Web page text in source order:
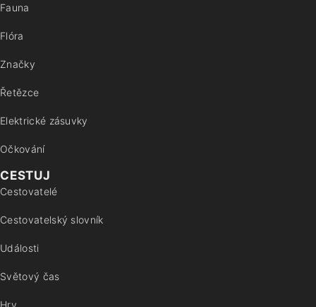
Fauna
Flóra
Značky
Řetězce
Elektrické zásuvky
Očkování
CESTUJ
Cestovatelé
Cestovatelský slovník
Události
Světový čas